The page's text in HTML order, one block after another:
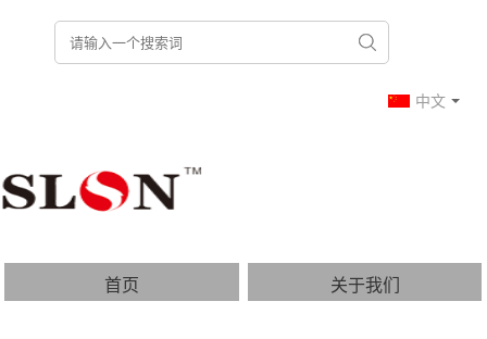
中文
首页 关于我们